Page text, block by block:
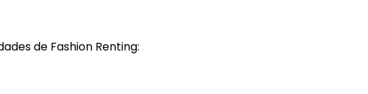
de Fashion Renting: